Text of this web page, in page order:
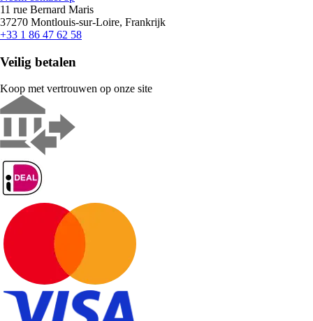
11 rue Bernard Maris
37270 Montlouis-sur-Loire, Frankrijk
+33 1 86 47 62 58
Veilig betalen
Koop met vertrouwen op onze site